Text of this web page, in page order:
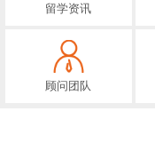
留学资讯
顾问团队